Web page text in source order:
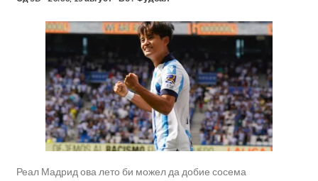
Реал Мадрид ова лето би можел да добие сосема